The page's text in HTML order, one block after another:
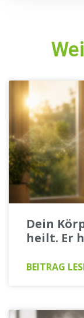
Dein
heilt. Er
BEITRAG